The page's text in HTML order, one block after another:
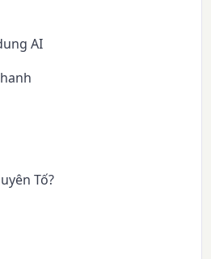
AI
Tố?